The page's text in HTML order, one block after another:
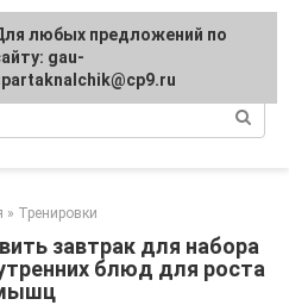
здоровья
» Тренировки
завтрак для набора
блюд для роста
любых предложений по
gau-